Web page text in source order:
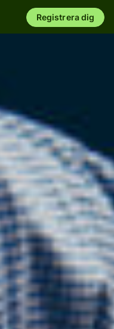
Registrera dig